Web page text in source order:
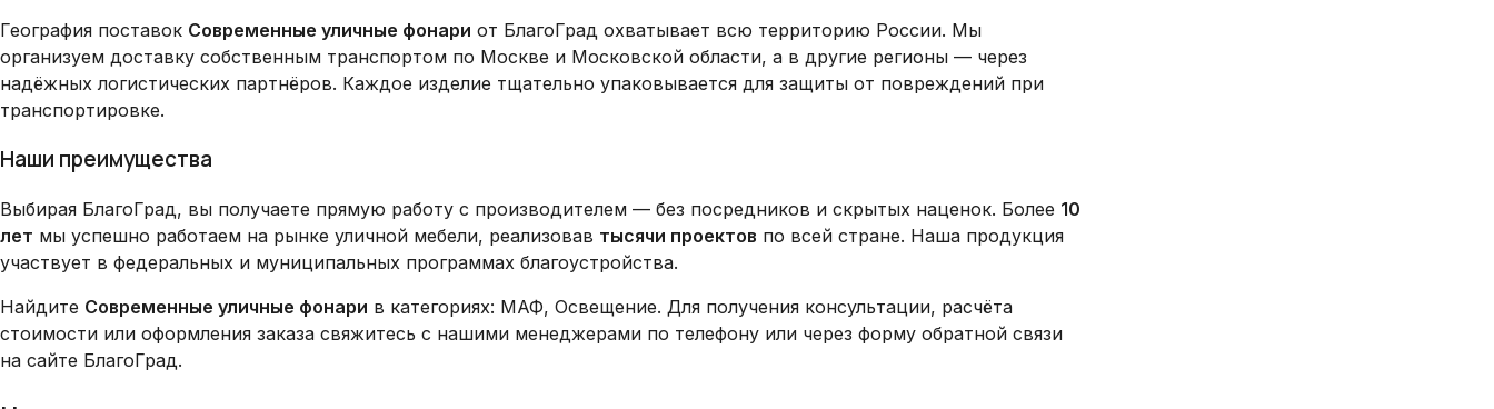
География поставок Современные уличные фонари от БлагоГрад охватывает всю территорию России. Мы
организуем доставку собственным транспортом по Москве и Московской области, а в другие регионы — через
надёжных логистических партнёров. Каждое изделие тщательно упаковывается для защиты от повреждений при
транспортировке.
Наши преимущества
Выбирая БлагоГрад, вы получаете прямую работу с производителем — без посредников и скрытых наценок. Более 10
лет мы успешно работаем на рынке уличной мебели, реализовав тысячи проектов по всей стране. Наша продукция
участвует в федеральных и муниципальных программах благоустройства.
Найдите Современные уличные фонари в категориях: МАФ, Освещение. Для получения консультации, расчёта
стоимости или оформления заказа свяжитесь с нашими менеджерами по телефону или через форму обратной связи
на сайте БлагоГрад.